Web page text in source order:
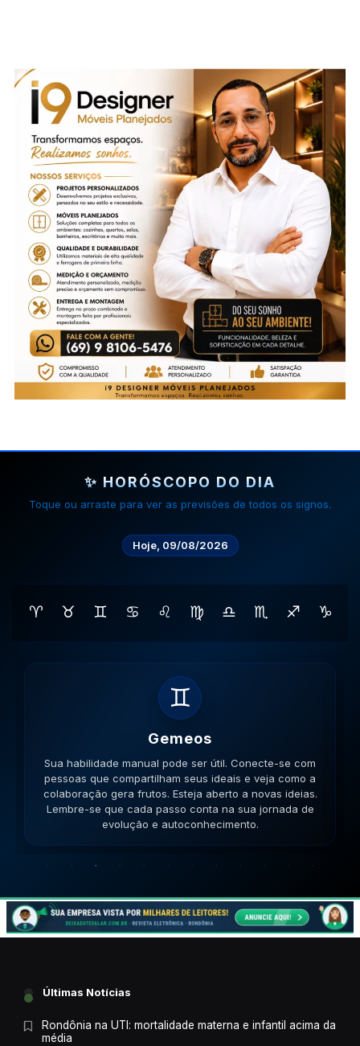
✨ HORÓSCOPO DO DIA
Toque ou arraste para ver as previsões de todos os signos.
Hoje, 09/08/2026
♈ ♉ ♊ ♋ ♌ ♍ ♎ ♏ ♐ ♑
♊
Gemeos
Sua habilidade manual pode ser útil. Conecte-se com
pessoas que compartilham seus ideais e veja como a
colaboração gera frutos. Esteja aberto a novas ideias.
Lembre-se que cada passo conta na sua jornada de
evolução e autoconhecimento.
Últimas Notícias
Rondônia na UTI: mortalidade materna e infantil acima da
média